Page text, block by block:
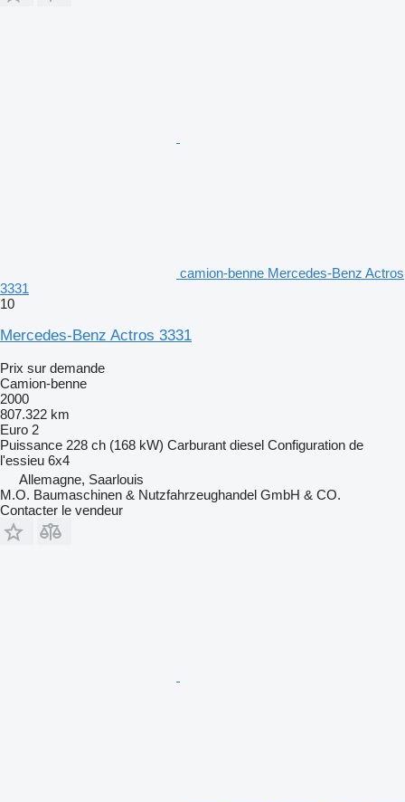
camion-benne Mercedes-Benz Actros
3331
10
Mercedes-Benz Actros 3331
Prix sur demande
Camion-benne
2000
807.322 km
Euro 2
Puissance 228 ch (168 kW) Carburant diesel Configuration de
l'essieu 6x4
Allemagne, Saarlouis
M.O. Baumaschinen & Nutzfahrzeughandel GmbH & CO.
Contacter le vendeur